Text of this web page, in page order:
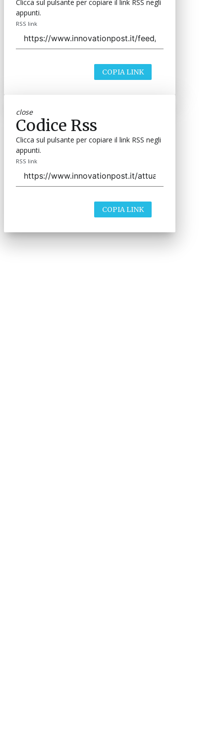
Clicca sul pulsante per copiare il link RSS negli
appunti.
RSS link
COPIA LINK
close
Codice Rss
Clicca sul pulsante per copiare il link RSS negli
appunti.
RSS link
COPIA LINK